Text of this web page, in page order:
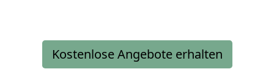
Kostenlose Angebote erhalten